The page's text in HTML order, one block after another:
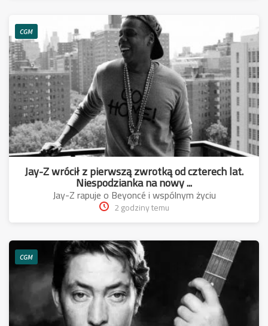
CGM
Jay-Z wrócił z pierwszą zwrotką od czterech lat.
Niespodzianka na nowy ...
Jay-Z rapuje o Beyoncé i wspólnym życiu
2 godziny temu
CGM